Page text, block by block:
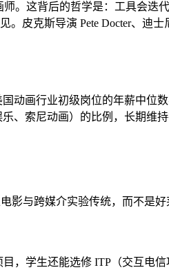
。这背后的哲学是：工具会迭
皮克斯导演 Pete Docter、迪士
动画行业初级岗位的年薪中位
乐、索尼动画）的比例，长期
影与跨媒介实验传统，而不是好
，学生还能选修 ITP（交互电